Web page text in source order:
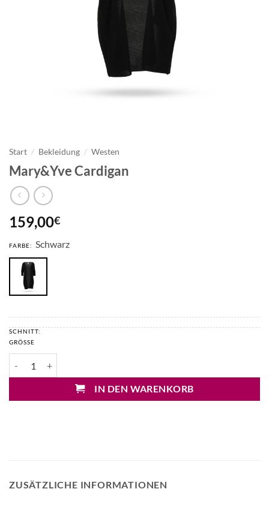
Start / Bekleidung / Westen
Mary&Yve Cardigan
159,00€
FARBE: Schwarz
SCHNITT:
GRÖSSE
IN DEN WARENKORB
ZUSÄTZLICHE INFORMATIONEN